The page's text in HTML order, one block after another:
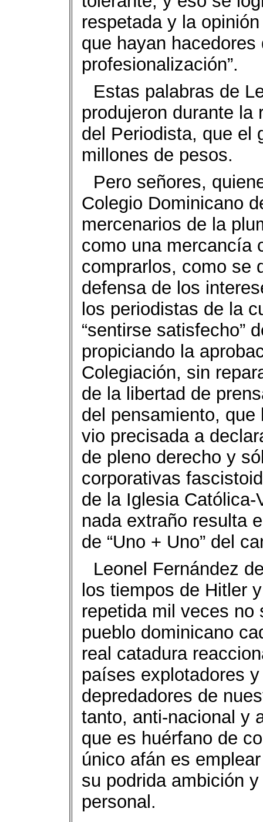
respetada y la
que hayan
profesionalización”.
Estas palabras de
produjeron durante la
del Periodista, que el
millones de pesos.
Pero señores,
Colegio Dominicano
mercenarios de la
como una mercancía
comprarlos, como se
defensa de los
los periodistas de la
“sentirse satisfecho”
propiciando la
Colegiación, sin
de la libertad de
del pensamiento,
vio precisada a
de pleno derecho y
corporativas
de la Iglesia
nada extraño resulta
de “Uno + Uno” del
Leonel Fernández
los tiempos de Hitler
repetida mil veces no
pueblo dominicano
real catadura
países explotadores
depredadores de
tanto, anti-nacional y
que es huérfano de
único afán es
su podrida ambición
personal.